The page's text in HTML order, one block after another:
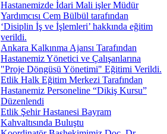
Hastanemizde İdari Mali işler Müdür
Yardımcısı Cem Bülbül tarafından
‘Disiplin İş ve İşlemleri’ hakkında eğitim
verildi.
Ankara Kalkınma Ajansı Tarafından
Hastanemiz Yönetici ve Çalışanlarına
"Proje Döngüsü Yönetimi" Eğitimi Verildi.
Etlik Halk Eğitim Merkezi Tarafından
Hastanemiz Personeline “Dikiş Kursu”
Düzenlendi
Etlik Şehir Hastanesi Bayram
Kahvaltısında Buluştu